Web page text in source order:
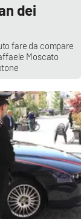
dei
fare da compare
Moscato